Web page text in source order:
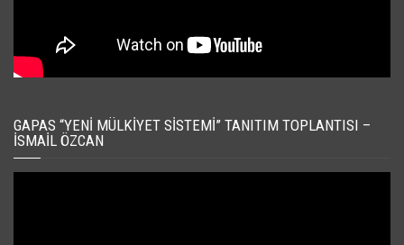
GAPAS “YENI MÜLKIYET SISTEMI” TANITIM TOPLANTISI –
İSMAIL ÖZCAN